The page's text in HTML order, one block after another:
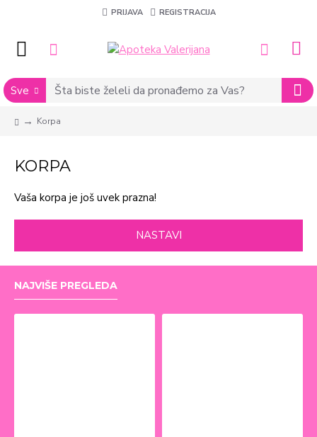
PRIJAVA REGISTRACIJA
Sve
Korpa
KORPA
Vaša korpa je još uvek prazna!
NASTAVI
NAJVIŠE PREGLEDA